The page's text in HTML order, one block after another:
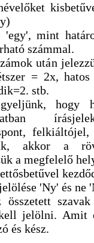
mint
számmal.
után
= 2x,
stb.
hogy
akkor a
a megfelelő
'Ny' és ne
összetett
jelölni. Amit
és kész.